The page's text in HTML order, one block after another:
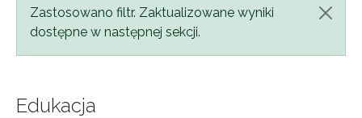
Komunikat
Zastosowano filtr. Zaktualizowane wyniki
dostępne w następnej sekcji.
Edukacja